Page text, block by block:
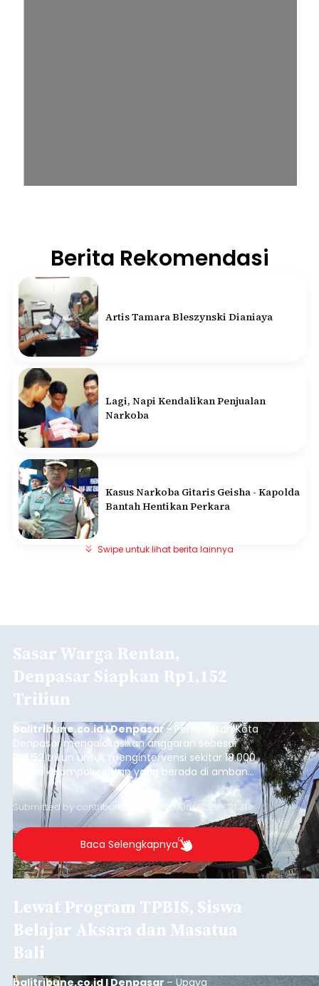
Berita Rekomendasi
Artis Tamara Bleszynski Dianiaya
Lagi, Napi Kendalikan Penjualan
Narkoba
Kasus Narkoba Gitaris Geisha - Kapolda
Bantah Hentikan Perkara
Swipe untuk lihat berita lainnya
Sasar Warga Rentan,
Denpasar Siapkan Rp1,152
Triliun
balitribune.co.id I Denpasar - Pemerintah Kota
Denpasar mengalokasikan anggaran sebesar
Rp1,152 triliun untuk mengintervensi sekitar 18.000
warga kelompok rentan yang berada di ambang
garis kemiskinan. Langkah strategis ini diambil
guna menjaga masyarakat yang berada pada
kelompok desil 5 dan 6 tersebut agar tidak
merosot ke kategori miskin.
Submitted by contributor Thu, 08/06/2026 - 21:31
Baca Selengkapnya
Lewat Program TPBIS, Siswa
Belajar Aksara dan Masatua
Bali
balitribune.co.id I Denpasar – Upaya